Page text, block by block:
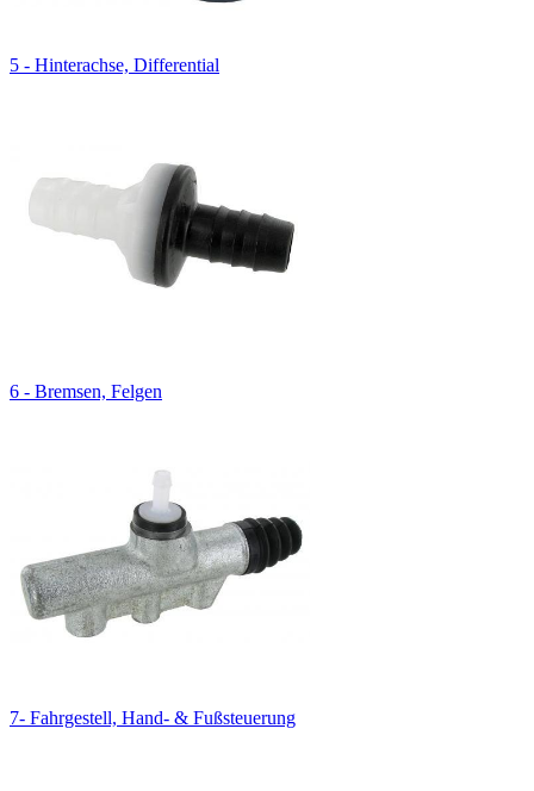
5 - Hinterachse, Differential
6 - Bremsen, Felgen
7- Fahrgestell, Hand- & Fußsteuerung